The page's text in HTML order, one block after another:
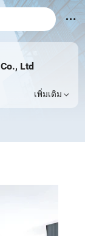
Ltd
เพิ่มเติม